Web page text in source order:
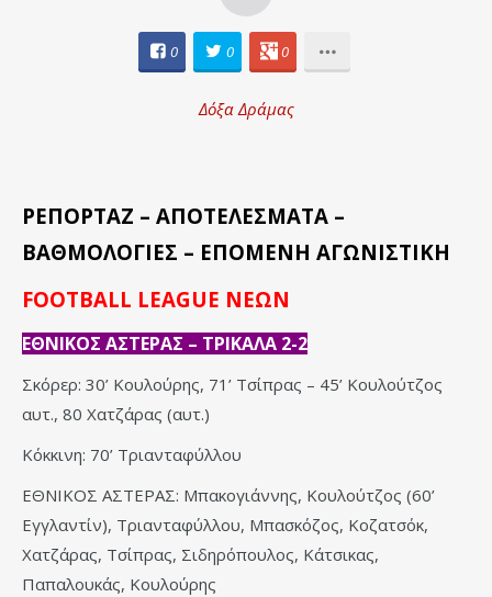
0 0 0
Δόξα Δράμας
ΡΕΠΟΡΤΑΖ – ΑΠΟΤΕΛΕΣΜΑΤΑ –
ΒΑΘΜΟΛΟΓΙΕΣ – ΕΠΟΜΕΝΗ ΑΓΩΝΙΣΤΙΚΗ
FOOTBALL LEAGUE ΝΕΩΝ
ΕΘΝΙΚΟΣ ΑΣΤΕΡΑΣ – ΤΡΙΚΑΛΑ 2-2
Σκόρερ: 30’ Κουλούρης, 71’ Τσίπρας – 45’ Κουλούτζος
αυτ., 80 Χατζάρας (αυτ.)
Κόκκινη: 70’ Τριανταφύλλου
ΕΘΝΙΚΟΣ ΑΣΤΕΡΑΣ: Μπακογιάννης, Κουλούτζος (60’
Εγγλαντίν), Τριανταφύλλου, Μπασκόζος, Κοζατσόκ,
Χατζάρας, Τσίπρας, Σιδηρόπουλος, Κάτσικας,
Παπαλουκάς, Κουλούρης